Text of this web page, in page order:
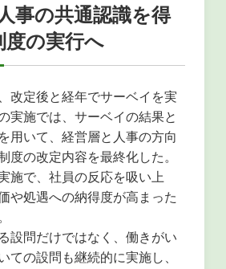
事の共通認識を得
度の実行へ
改定後と経年でサーベイを実
実施では、サーベイの結果と
用いて、経営層と人事の方向
度の改定内容を最終化した。
施で、社員の反応を吸い上
や処遇への納得度が高まった
設問だけではなく、働きがい
ての設問も継続的に実施し、